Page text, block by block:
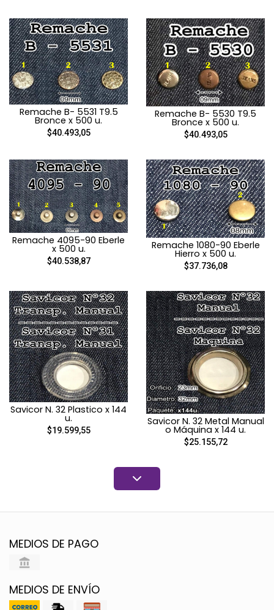
Remache B- 5531 T9.5
Bronce x 500 u.
$40.493,05
Remache B- 5530 T9.5
Bronce x 500 u.
$40.493,05
Remache 4095-90 Eberle
x 500 u.
$40.538,87
Remache 1080-90 Eberle
Hierro x 500 u.
$37.736,08
Savicor N. 32 Plastico x 144
u.
$19.599,55
Savicor N. 32 Metal Manual
o Máquina x 144 u.
$25.155,72
MEDIOS DE PAGO
MEDIOS DE ENVÍO